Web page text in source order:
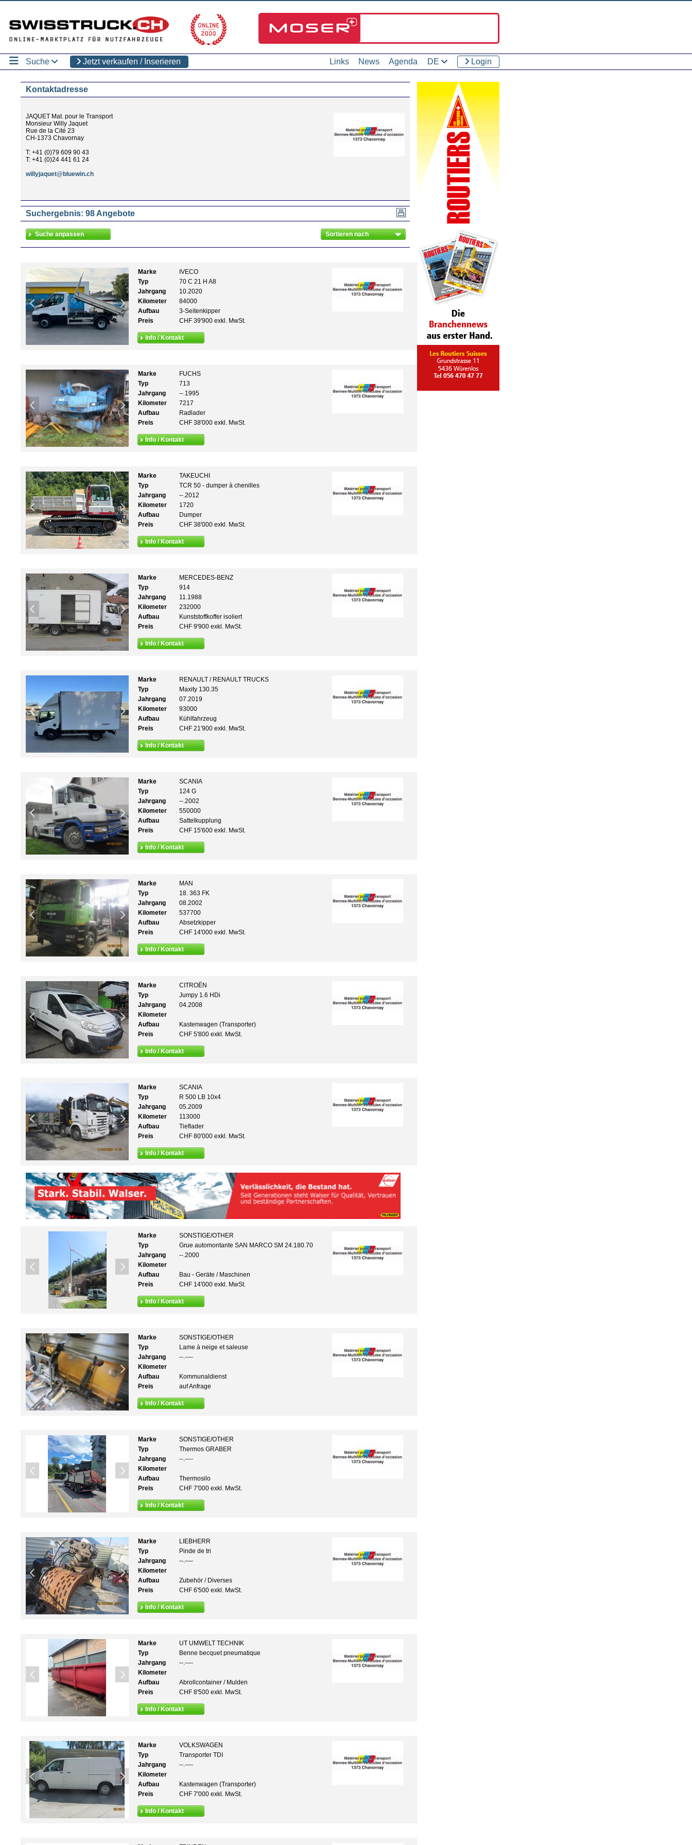
Suche Jetzt verkaufen / Inserieren Links News Agenda DE Login
Kontaktadresse
JAQUET Mat. pour le Transport
Monsieur Willy Jaquet
Rue de la Cité 23
CH-1373 Chavornay
T: +41 (0)79 609 90 43
T: +41 (0)24 441 61 24
willyjaquet@bluewin.ch
Suchergebnis: 98 Angebote
Marke
IVECO
Typ
70 C 21 H A8
Jahrgang
10.2020
Kilometer
84000
Aufbau
3-Seitenkipper
Preis
CHF 39'900 exkl. MwSt.
Info / Kontakt
Marke
FUCHS
Typ
713
Jahrgang
--.1995
Kilometer
7217
Aufbau
Radlader
Preis
CHF 38'000 exkl. MwSt.
Info / Kontakt
Marke
TAKEUCHI
Typ
TCR 50 - dumper à chenilles
Jahrgang
--.2012
Kilometer
1720
Aufbau
Dumper
Preis
CHF 38'000 exkl. MwSt.
Info / Kontakt
Marke
MERCEDES-BENZ
Typ
914
Jahrgang
11.1988
Kilometer
232000
Aufbau
Kunststoffkoffer isoliert
Preis
CHF 9'900 exkl. MwSt.
Info / Kontakt
Marke
RENAULT / RENAULT TRUCKS
Typ
Maxity 130.35
Jahrgang
07.2019
Kilometer
93000
Aufbau
Kühlfahrzeug
Preis
CHF 21'900 exkl. MwSt.
Info / Kontakt
Marke
SCANIA
Typ
124 G
Jahrgang
--.2002
Kilometer
550000
Aufbau
Sattelkupplung
Preis
CHF 15'600 exkl. MwSt.
Info / Kontakt
Marke
MAN
Typ
18. 363 FK
Jahrgang
08.2002
Kilometer
537700
Aufbau
Absetzkipper
Preis
CHF 14'000 exkl. MwSt.
Info / Kontakt
Marke
CITROËN
Typ
Jumpy 1.6 HDi
Jahrgang
04.2008
Kilometer
Aufbau
Kastenwagen (Transporter)
Preis
CHF 5'800 exkl. MwSt.
Info / Kontakt
Marke
SCANIA
Typ
R 500 LB 10x4
Jahrgang
05.2009
Kilometer
113000
Aufbau
Tieflader
Preis
CHF 80'000 exkl. MwSt.
Info / Kontakt
Marke
SONSTIGE/OTHER
Typ
Grue automontante SAN MARCO SM 24.180.70
Jahrgang
--.2000
Kilometer
Aufbau
Bau - Geräte / Maschinen
Preis
CHF 14'000 exkl. MwSt.
Info / Kontakt
Marke
SONSTIGE/OTHER
Typ
Lame à neige et saleuse
Jahrgang
--.----
Kilometer
Aufbau
Kommunaldienst
Preis
auf Anfrage
Info / Kontakt
Marke
SONSTIGE/OTHER
Typ
Thermos GRABER
Jahrgang
--.----
Kilometer
Aufbau
Thermosilo
Preis
CHF 7'000 exkl. MwSt.
Info / Kontakt
Marke
LIEBHERR
Typ
Pinde de tri
Jahrgang
--.----
Kilometer
Aufbau
Zubehör / Diverses
Preis
CHF 6'500 exkl. MwSt.
Info / Kontakt
Marke
UT UMWELT TECHNIK
Typ
Benne becquet pneumatique
Jahrgang
--.----
Kilometer
Aufbau
Abrollcontainer / Mulden
Preis
CHF 8'500 exkl. MwSt.
Info / Kontakt
Marke
VOLKSWAGEN
Typ
Transporter TDI
Jahrgang
--.----
Kilometer
Aufbau
Kastenwagen (Transporter)
Preis
CHF 7'000 exkl. MwSt.
Info / Kontakt